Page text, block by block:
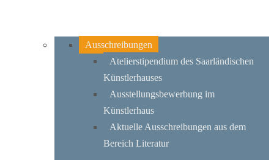
Ausschreibungen
Atelierstipendium des Saarländischen
Künstlerhauses
Ausstellungsbewerbung im
Künstlerhaus
Aktuelle Ausschreibungen aus dem
Bereich Literatur